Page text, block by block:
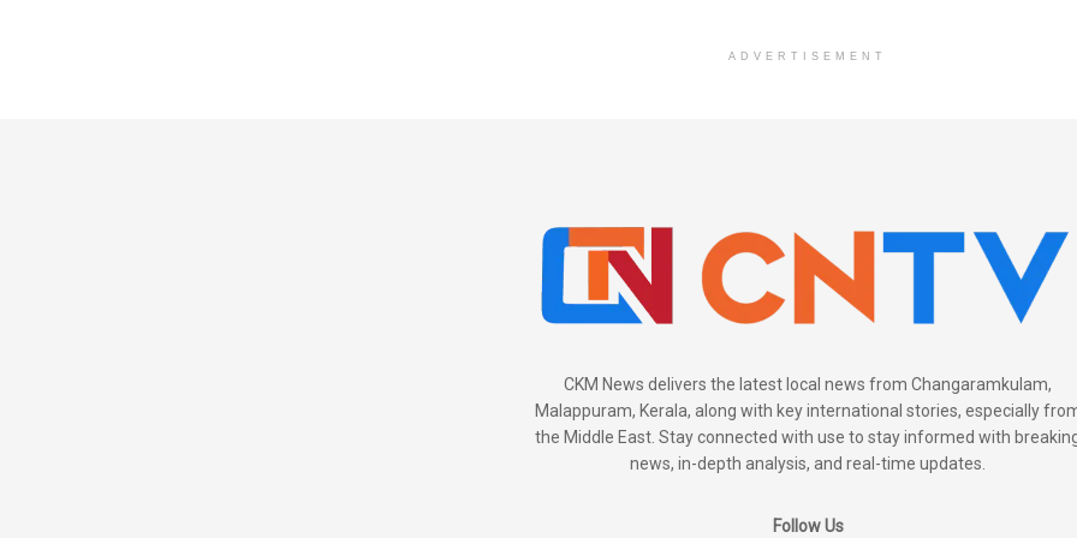
ADVERTISEMENT
CKM News delivers the latest local news from Changaramkulam,
Malappuram, Kerala, along with key international stories, especially
the Middle East. Stay connected with use to stay informed with
news, in-depth analysis, and real-time updates.
Follow Us